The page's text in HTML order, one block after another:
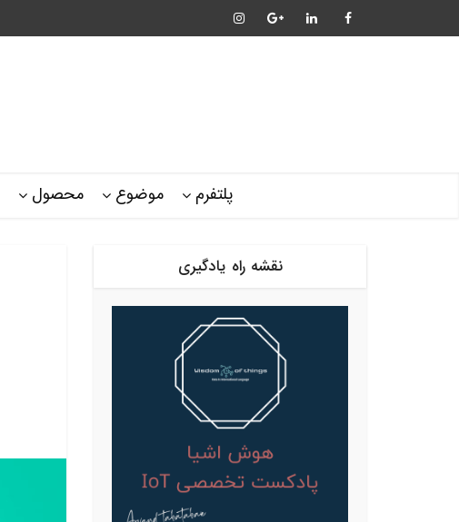
پلتفرم موضوع محصول
نقشه راه یادگیری